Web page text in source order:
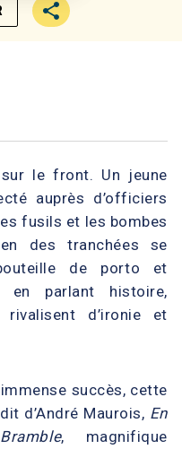
sur le front. Un jeune
auprès d’officiers
fusils et les bombes
des tranchées se
de porto et
en parlant histoire,
d’ironie et
succès, cette
d’André Maurois, En
, magnifique